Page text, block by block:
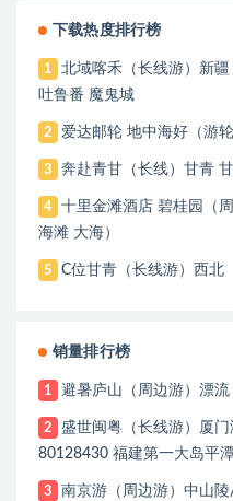
下载热度排行榜
1
北域喀禾（长线游）新
吐鲁番 魔鬼城
2 爱达邮轮 地中海好（游
3 奔赴青甘（长线）甘青
4
十里金滩酒店 碧桂园（
海滩 大海）
5 C位甘青（长线游）西北
销量排行榜
1 避暑庐山（周边游）漂流
2
盛世闽粤（长线游）厦
80128430 福建第一大岛平
3
南京游（周边游）中山